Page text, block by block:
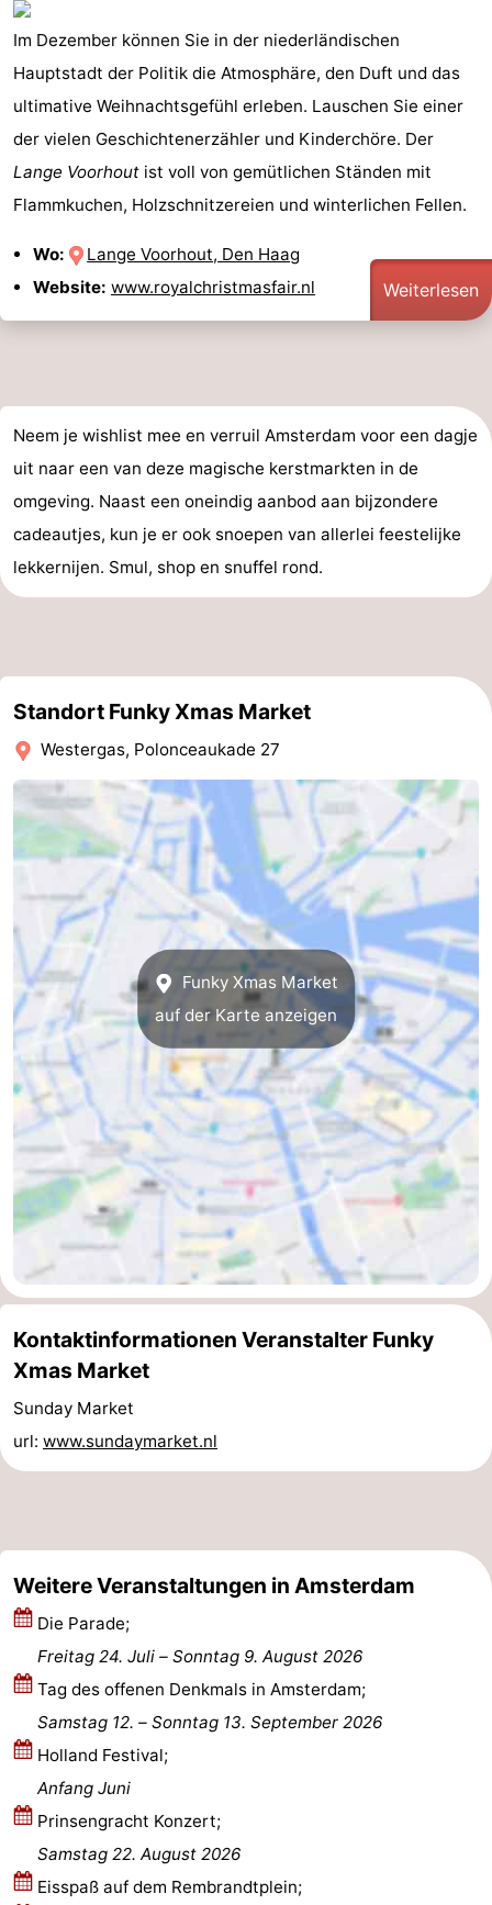
Im Dezember können Sie in der niederländischen
Hauptstadt der Politik die Atmosphäre, den Duft und das
ultimative Weihnachtsgefühl erleben. Lauschen Sie einer
der vielen Geschichtenerzähler und Kinderchöre. Der
Lange Voorhout ist voll von gemütlichen Ständen mit
Flammkuchen, Holzschnitzereien und winterlichen Fellen.
Wo:
Lange Voorhout, Den Haag
Website: www.royalchristmasfair.nl Weiterlesen
Neem je wishlist mee en verruil Amsterdam voor een dagje
uit naar een van deze magische kerstmarkten in de
omgeving. Naast een oneindig aanbod aan bijzondere
cadeautjes, kun je er ook snoepen van allerlei feestelijke
lekkernijen. Smul, shop en snuffel rond.
Standort Funky Xmas Market
Westergas, Polonceaukade 27
Funky Xmas Market
auf der Karte anzeigen
Kontaktinformationen Veranstalter Funky
Xmas Market
Sunday Market
url: www.sundaymarket.nl
Weitere Veranstaltungen in Amsterdam
Die Parade;
Freitag 24. Juli –
Sonntag 9. August 2026
Tag des offenen Denkmals in Amsterdam;
Samstag 12. – Sonntag 13. September 2026
Holland Festival;
Anfang Juni
Prinsengracht Konzert;
Samstag 22. August 2026
Eisspaß auf dem Rembrandtplein;